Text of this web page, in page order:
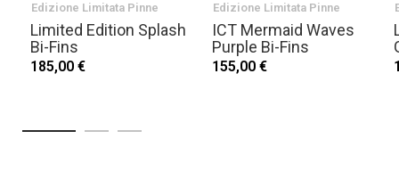
Edizione Limitata Pinne
Limited Edition Splash
Bi-Fins
185,00 €
Edizione Limitata Pinne
ICT Mermaid Waves
Purple Bi-Fins
155,00 €